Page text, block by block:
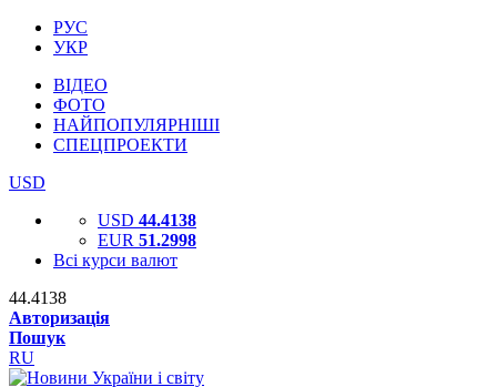
РУС
УКР
ВІДЕО
ФОТО
НАЙПОПУЛЯРНІШІ
СПЕЦПРОЕКТИ
USD
USD 44.4138
EUR 51.2998
Всі курси валют
44.4138
Авторизація
Пошук
RU